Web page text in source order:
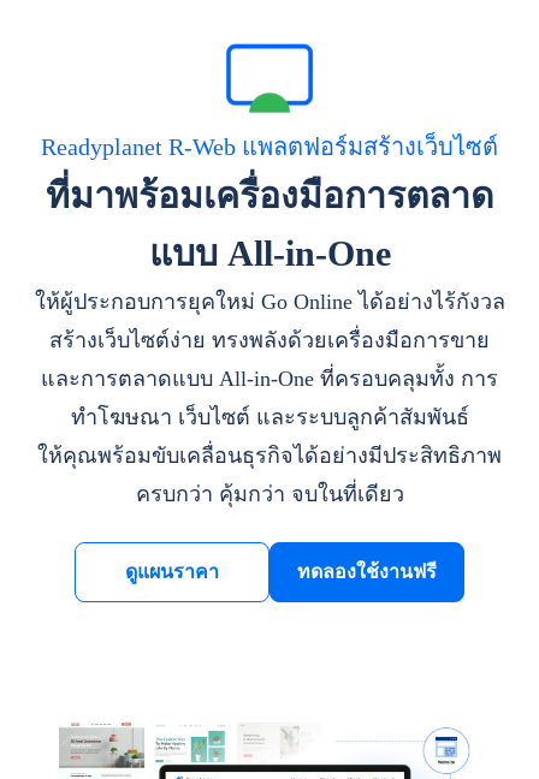
Readyplanet R-Web แพลตฟอร์มสร้างเว็บไซต์
ที่มาพร้อมเครื่องมือการตลาด
แบบ All-in-One
ให้ผู้ประกอบการยุคใหม่ Go Online ได้อย่างไร้กังวล
สร้างเว็บไซต์ง่าย ทรงพลังด้วยเครื่องมือการขาย
และการตลาดแบบ All-in-One ที่ครอบคลุมทั้ง การ
ทำโฆษณา เว็บไซต์ และระบบลูกค้าสัมพันธ์
ให้คุณพร้อมขับเคลื่อนธุรกิจได้อย่างมีประสิทธิภาพ
ครบกว่า คุ้มกว่า จบในที่เดียว
ดูแผนราคา ทดลองใช้งานฟรี